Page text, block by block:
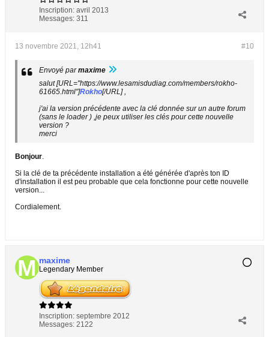
Inscription: avril 2013
Messages: 311
#10
13 novembre 2021, 12h41
Envoyé parmaxime
salut [URL="https://www.lesamisdudiag.com/members/rokho-
61665.html"]Rokho[/URL] ,
j'ai la version précédente avec la clé donnée sur un autre forum
(sans le loader ) ,je peux utiliser les clés pour cette nouvelle
version ?
merci
Bonjour.
Si la clé de ta précédente installation a été générée d'après ton ID
d'installation il est peu probable que cela fonctionne pour cette nouvelle
version...
Cordialement.
maxime
Legendary Member
Inscription: septembre 2012
Messages: 2122